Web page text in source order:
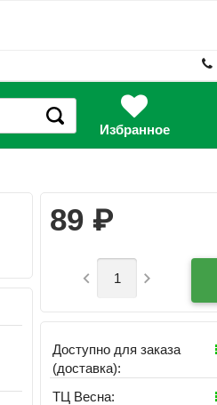
Избранное
89 ₽
 
Доступно для заказа
(доставка):
ТЦ Весна: